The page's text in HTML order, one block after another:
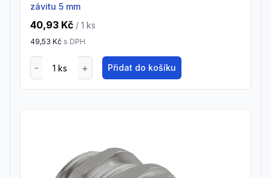
závitu 5 mm
40,93 Kč / 1 ks
49,53 Kč s DPH
Přidat do košíku